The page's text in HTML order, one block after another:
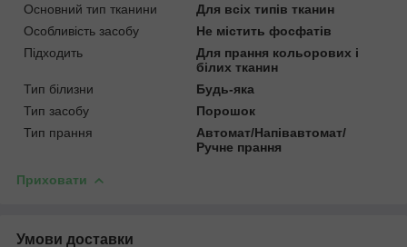
Основний тип тканини
Для всіх типів тканин
Особливість засобу
Не містить фосфатів
Підходить
Для прання кольорових і
білих тканин
Тип білизни
Будь-яка
Тип засобу
Порошок
Тип прання
Автомат/Напівавтомат/
Ручне прання
Приховати
Умови доставки